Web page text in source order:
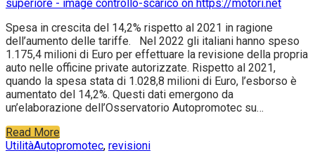
Spesa in crescita del 14,2% rispetto al 2021 in ragione
dell’aumento delle tariffe. Nel 2022 gli italiani hanno speso
1.175,4 milioni di Euro per effettuare la revisione della propria
auto nelle officine private autorizzate. Rispetto al 2021,
quando la spesa stata di 1.028,8 milioni di Euro, l’esborso è
aumentato del 14,2%. Questi dati emergono da
un’elaborazione dell’Osservatorio Autopromotec su…
Read More
UtilitàAutopromotec, revisioni